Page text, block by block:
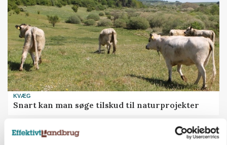
KVÆG
Snart kan man søge tilskud til naturprojekter